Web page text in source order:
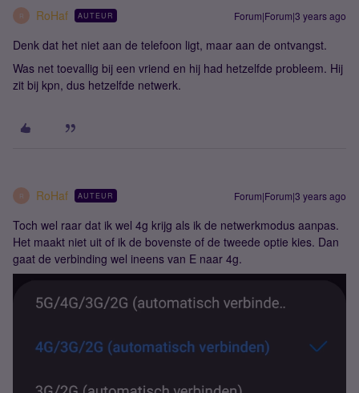
R RoHaf AUTEUR Forum|Forum|3 years ago
Denk dat het niet aan de telefoon ligt, maar aan de ontvangst.
Was net toevallig bij een vriend en hij had hetzelfde probleem. Hij
zit bij kpn, dus hetzelfde netwerk.
R RoHaf AUTEUR Forum|Forum|3 years ago
Toch wel raar dat ik wel 4g krijg als ik de netwerkmodus aanpas.
Het maakt niet uit of ik de bovenste of de tweede optie kies. Dan
gaat de verbinding wel ineens van E naar 4g.